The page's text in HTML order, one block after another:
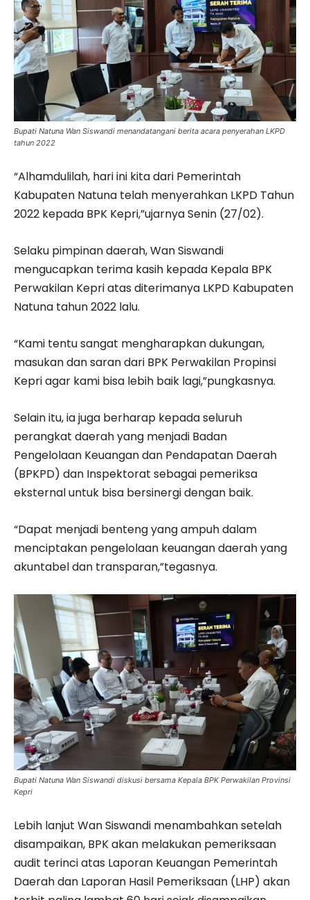
Bupati Natuna Wan Siswandi menandatangani berita acara penyerahan LKPD
tahun 2022
“Alhamdulilah, hari ini kita dari Pemerintah
Kabupaten Natuna telah menyerahkan LKPD Tahun
2022 kepada BPK Kepri,”ujarnya Senin (27/02).
Selaku pimpinan daerah, Wan Siswandi
mengucapkan terima kasih kepada Kepala BPK
Perwakilan Kepri atas diterimanya LKPD Kabupaten
Natuna tahun 2022 lalu.
“Kami tentu sangat mengharapkan dukungan,
masukan dan saran dari BPK Perwakilan Propinsi
Kepri agar kami bisa lebih baik lagi,”pungkasnya.
Selain itu, ia juga berharap kepada seluruh
perangkat daerah yang menjadi Badan
Pengelolaan Keuangan dan Pendapatan Daerah
(BPKPD) dan Inspektorat sebagai pemeriksa
eksternal untuk bisa bersinergi dengan baik.
“Dapat menjadi benteng yang ampuh dalam
menciptakan pengelolaan keuangan daerah yang
akuntabel dan transparan,”tegasnya.
Bupati Natuna Wan Siswandi diskusi bersama Kepala BPK Perwakilan Provinsi
Kepri
Lebih lanjut Wan Siswandi menambahkan setelah
disampaikan, BPK akan melakukan pemeriksaan
audit terinci atas Laporan Keuangan Pemerintah
Daerah dan Laporan Hasil Pemeriksaan (LHP) akan